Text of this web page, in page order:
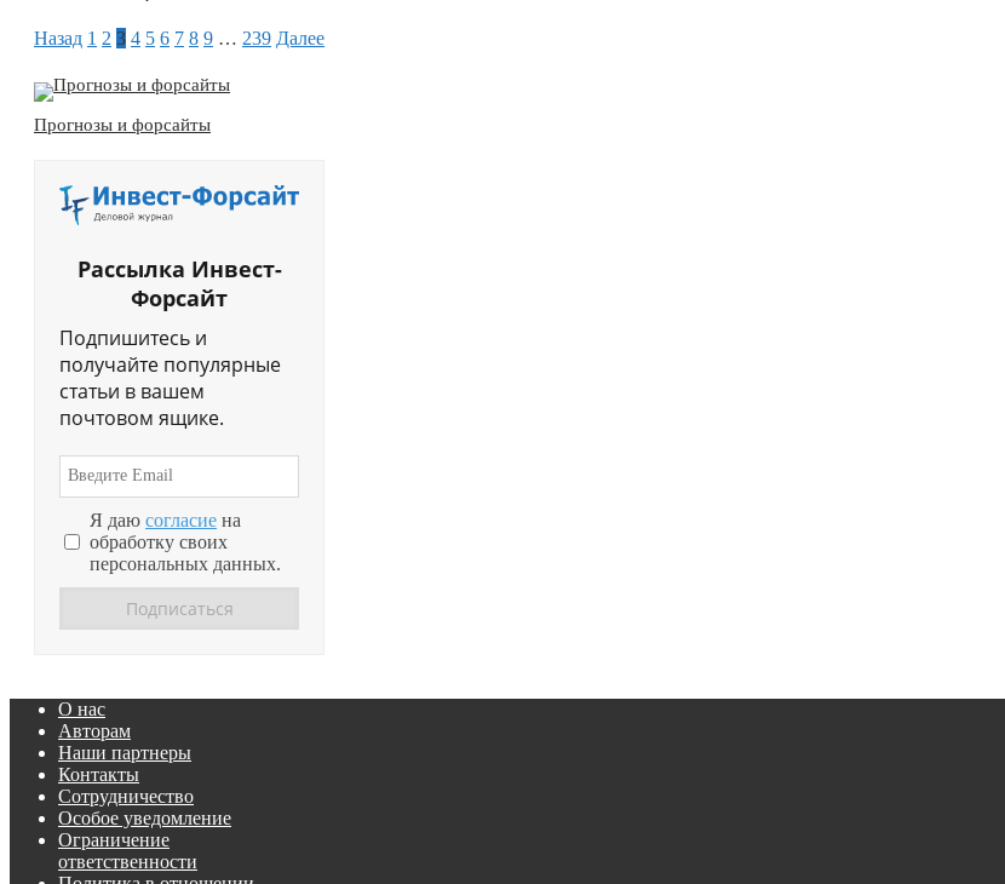
Назад 1 2 3 4 5 6 7 8 9 … 239 Далее
Прогнозы и форсайты
Рассылка Инвест-
Форсайт
Подпишитесь и
получайте популярные
статьи в вашем
почтовом ящике.
Я даю согласие на
обработку своих
персональных данных.
О нас
Авторам
Наши партнеры
Контакты
Сотрудничество
Особое уведомление
Ограничение
ответственности